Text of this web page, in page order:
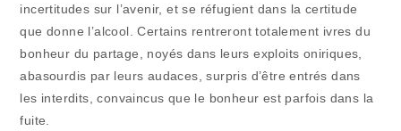
incertitudes sur l’avenir, et se réfugient dans la certitude
que donne l’alcool. Certains rentreront totalement ivres du
bonheur du partage, noyés dans leurs exploits oniriques,
abasourdis par leurs audaces, surpris d’être entrés dans
les interdits, convaincus que le bonheur est parfois dans la
fuite.